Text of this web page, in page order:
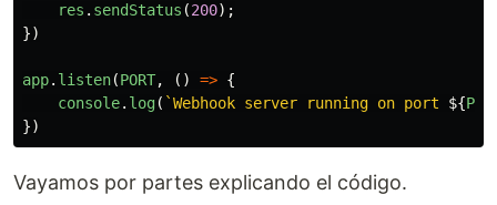
res . sendStatus (200);
})
app. listen(PORT, () => {
console. log( `Webhook server running on port ${
})
Vayamos por partes explicando el código.